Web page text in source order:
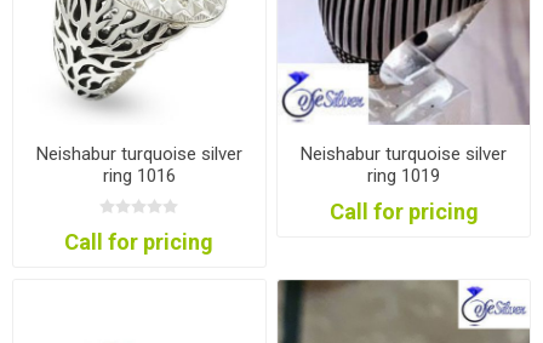
Neishabur turquoise silver
ring 1016
Call for pricing
Neishabur turquoise silver
ring 1019
Call for pricing